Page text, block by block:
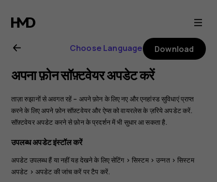
Nokia
6.2
user
guide
Choose Language Download
अपना फ़ोन सॉफ़्टवेयर अपडेट करें
ताज़ा रुझानों से अवगत रहें – अपने फ़ोन के लिए नए और एनहांस्ड सुविधाएं प्राप्त
करने के लिए अपने फ़ोन सॉफ़्टवेयर और ऐप्स को वायरलेस के ज़रिये अपडेट करें.
सॉफ़्टवेयर अपडेट करने से फ़ोन के प्रदर्शन में भी सुधार आ सकता है.
उपलब्ध अपडेट इंस्टॉल करें
अपडेट उपलब्ध हैं या नहीं यह देखने के लिएसेटिंग>सिस्टम>उन्नत>सिस्टम
अपडेट > अपडेट की जांच करें पर टैप करें.